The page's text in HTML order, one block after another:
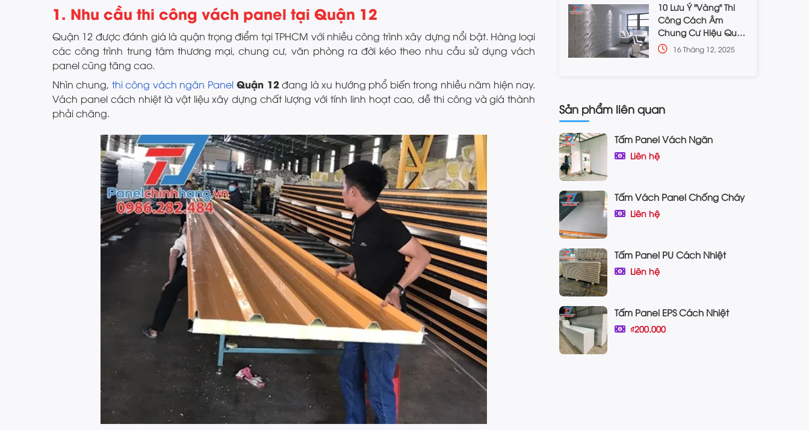
1. Nhu cầu thi công vách panel tại Quận 12
Quận 12 được đánh giá là quận trọng điểm tại TPHCM với nhiều công trình xây dựng nổi bật. Hàng loại
các công trình trung tâm thương mại, chung cư, văn phòng ra đời kéo theo nhu cầu sử dụng vách
panel cũng tăng cao.
Nhìn chung, thi công vách ngăn PanelQuận 12đang là xu hướng phổ biến trong nhiều năm hiện nay.
Vách panel cách nhiệt là vật liệu xây dựng chất lượng với tính linh hoạt cao, dễ thi công và giá thành
phải chăng.
10 Lưu Ý "Vàng" Thi
Công Cách Âm
Chung Cư Hiệu Quả,
Tiết Kiệm
16 Tháng 12, 2025
Sản phẩm liên quan
Tấm Panel Vách Ngăn
Liên hệ
Tấm Vách Panel Chống Cháy
Liên hệ
Tấm Panel PU Cách Nhiệt
Liên hệ
Tấm Panel EPS Cách Nhiệt
₫200.000